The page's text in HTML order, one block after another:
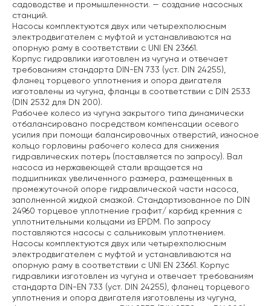
садоводстве и промышленности. — создание насосных
станций.
Насосы комплектуются двух или четырехполюсным
электродвигателем с муфтой и устанавливаются на
опорную раму в соответствии с UNI EN 23661.
Корпус гидравлики изготовлен из чугуна и отвечает
требованиям стандарта DIN-EN 733 (уст. DIN 24255),
фланец торцевого уплотнения и опора двигателя
изготовлены из чугуна, фланцы в соответствии с DIN 2533
(DIN 2532 для DN 200).
Рабочее колесо из чугуна закрытого типа динамически
отбалансировано посредством компенсации осевого
усилия при помощи балансировочных отверстий, износное
кольцо горловины рабочего колеса для снижения
гидравлических потерь (поставляется по запросу). Вал
насоса из нержавеющей стали вращается на
подшипниках увеличенного размера, размещенных в
промежуточной опоре гидравлической части насоса,
заполненной жидкой смазкой. Стандартизованное по DIN
24960 торцевое уплотнение графит/ карбид кремния с
уплотнительными кольцами из EPDM. По запросу
поставляются насосы с сальниковым уплотнением.
Насосы комплектуются двух или четырехполюсным
электродвигателем с муфтой и устанавливаются на
опорную раму в соответствии с UNI EN 23661. Корпус
гидравлики изготовлен из чугуна и отвечает требованиям
стандарта DIN-EN 733 (уст. DIN 24255), фланец торцевого
уплотнения и опора двигателя изготовлены из чугуна,